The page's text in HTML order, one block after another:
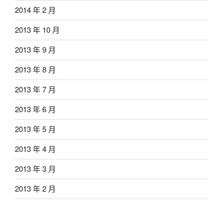
2014 年 2 月
2013 年 10 月
2013 年 9 月
2013 年 8 月
2013 年 7 月
2013 年 6 月
2013 年 5 月
2013 年 4 月
2013 年 3 月
2013 年 2 月